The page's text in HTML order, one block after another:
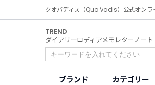
クオバディス（Quo Vadis）公式オン
TREND
ダイアリーロディアメモ レターノート
ブランド カテゴリー